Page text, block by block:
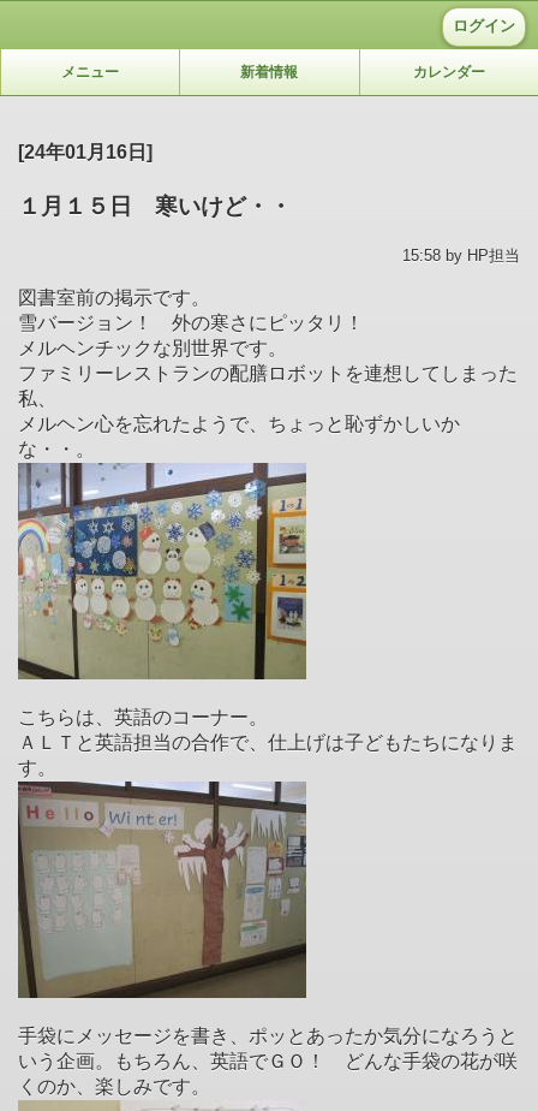
ログイン
メニュー 新着情報 カレンダー
[24年01月16日]
１月１５日 寒いけど・・
15:58 by HP担当
図書室前の掲示です。
雪バージョン！ 外の寒さにピッタリ！
メルヘンチックな別世界です。
ファミリーレストランの配膳ロボットを連想してしまった
私、
メルヘン心を忘れたようで、ちょっと恥ずかしいか
な・・。
こちらは、英語のコーナー。
ＡＬＴと英語担当の合作で、仕上げは子どもたちになりま
す。
手袋にメッセージを書き、ポッとあったか気分になろうと
いう企画。もちろん、英語でＧＯ！ どんな手袋の花が咲
くのか、楽しみです。